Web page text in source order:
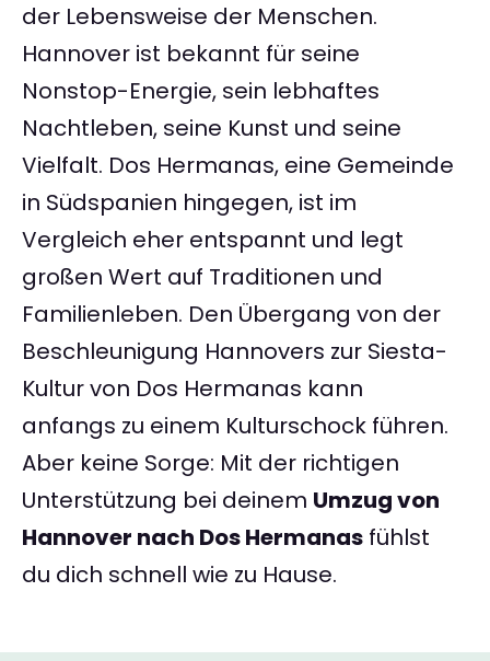
der Lebensweise der Menschen.
Hannover ist bekannt für seine
Nonstop-Energie, sein lebhaftes
Nachtleben, seine Kunst und seine
Vielfalt. Dos Hermanas, eine Gemeinde
in Südspanien hingegen, ist im
Vergleich eher entspannt und legt
großen Wert auf Traditionen und
Familienleben. Den Übergang von der
Beschleunigung Hannovers zur Siesta-
Kultur von Dos Hermanas kann
anfangs zu einem Kulturschock führen.
Aber keine Sorge: Mit der richtigen
Unterstützung bei deinem Umzug von
Hannover nach Dos Hermanas fühlst
du dich schnell wie zu Hause.